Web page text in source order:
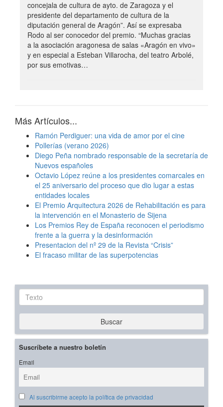
concejala de cultura de ayto. de Zaragoza y el
presidente del departamento de cultura de la
diputación general de Aragón”. Así se expresaba
Rodo al ser conocedor del premio. “Muchas gracias
a la asociación aragonesa de salas «Aragón en vivo»
y en especial a Esteban Villarocha, del teatro Arbolé,
por sus emotivas…
Más Artículos...
Ramón Perdiguer: una vida de amor por el cine
Pollerías (verano 2026)
Diego Peña nombrado responsable de la secretaría de
Nuevos españoles
Octavio López reúne a los presidentes comarcales en
el 25 aniversario del proceso que dio lugar a estas
entidades locales
El Premio Arquitectura 2026 de Rehabilitación es para
la intervención en el Monasterio de Sijena
Los Premios Rey de España reconocen el periodismo
frente a la guerra y la desinformación
Presentacion del nº 29 de la Revista “Crisis”
El fracaso militar de las superpotencias
Texto
Buscar
Suscríbete a nuestro boletín
Email
Al suscribirme acepto la política de privacidad